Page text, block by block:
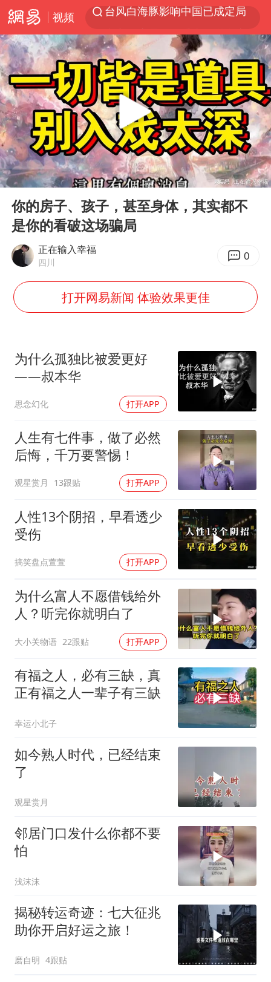
视频
昆明石林火把节
外交部发言人就广岛核爆81周年等答记者问
我国编制完成新版全月地质图
胡塞武装袭扰红海航运行动升级
郑国霖回应去景区上班被保安拦下
80后女柜员逆袭成4200亿银行副行长
感觉全东北都在等7号
扎哈罗娃批广岛市长不提美国原子弹
多地要求领导干部带头休假
首次证实！“胶球”存在
奋进开新局 实干挑大梁
Play
00:00 18:06
你的房子、孩子，甚至身体，其实都不
是你的看破这场骗局
正在输入幸福
四川 0
打开网易新闻 体验效果更佳
为什么孤独比被爱更好
——叔本华
思念幻化 打开APP
人生有七件事，做了必然
后悔，千万要警惕！
观星赏月 13跟贴 打开APP
人性13个阴招，早看透少
受伤
搞笑盘点萱萱 打开APP
为什么富人不愿借钱给外
人？听完你就明白了
大小关物语 22跟贴 打开APP
有福之人，必有三缺，真
正有福之人一辈子有三缺
幸运小北子
如今熟人时代，已经结束
了
观星赏月
邻居门口发什么你都不要
怕
浅沫沫
揭秘转运奇迹：七大征兆
助你开启好运之旅！
磨自明 4跟贴